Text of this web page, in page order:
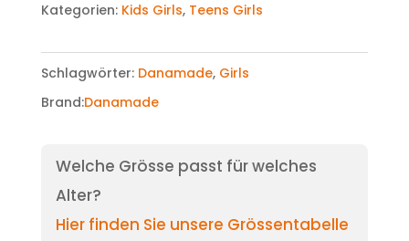
Kategorien: Kids Girls, Teens Girls
Schlagwörter: Danamade, Girls
Brand:Danamade
Welche Grösse passt für welches
Alter?
Hier finden Sie unsere Grössentabelle